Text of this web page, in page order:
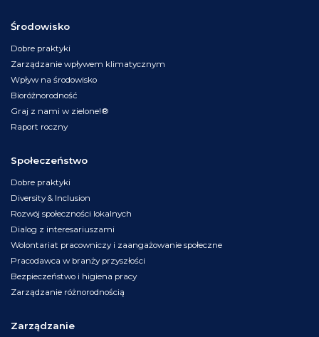
Środowisko
Dobre praktyki
Zarządzanie wpływem klimatycznym
Wpływ na środowisko
Bioróżnorodność
Graj z nami w zielone!®
Raport roczny
Społeczeństwo
Dobre praktyki
Diversity & Inclusion
Rozwój społeczności lokalnych
Dialog z interesariuszami
Wolontariat pracowniczy i zaangażowanie społeczne
Pracodawca w branży przyszłości
Bezpieczeństwo i higiena pracy
Zarządzanie różnorodnością
Zarządzanie